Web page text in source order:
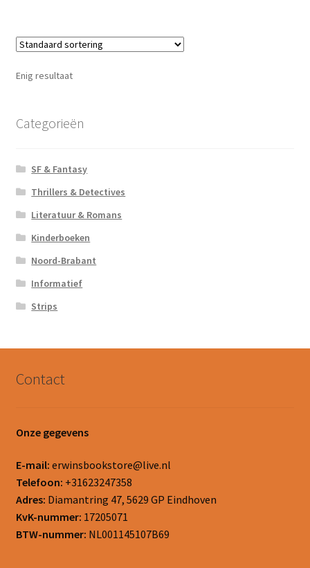
Enig resultaat
Categorieën
SF & Fantasy
Thrillers & Detectives
Literatuur & Romans
Kinderboeken
Noord-Brabant
Informatief
Strips
Contact
Onze gegevens
E-mail: erwinsbookstore@live.nl
Telefoon: +31623247358
Adres: Diamantring 47, 5629 GP Eindhoven
KvK-nummer: 17205071
BTW-nummer: NL001145107B69